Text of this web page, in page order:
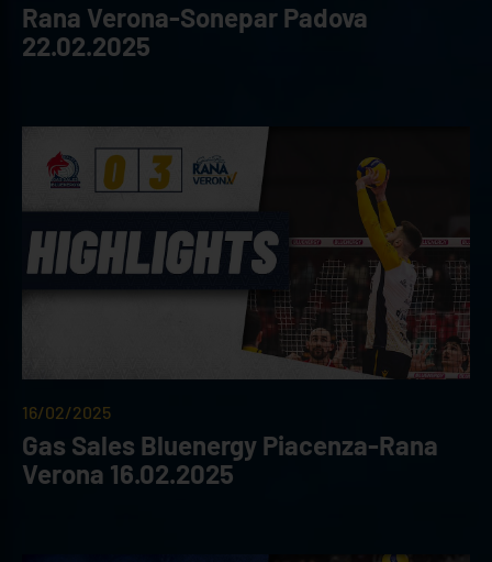
Rana Verona-Sonepar Padova
22.02.2025
16/02/2025
Gas Sales Bluenergy Piacenza-Rana
Verona 16.02.2025